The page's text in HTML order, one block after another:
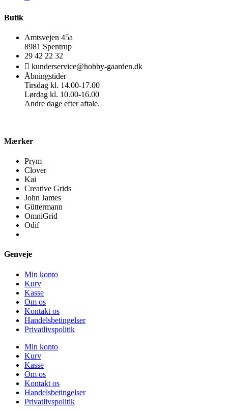
Butik
Amtsvejen 45a
8981 Spentrup
29 42 22 32
kunderservice@hobby-gaarden.dk
Åbningstider
Tirsdag kl. 14.00-17.00
Lørdag kl. 10.00-16.00
Andre dage efter aftale.
Mærker
Prym
Clover
Kai
Creative Grids
John James
Güttermann
OmniGrid
Odif
Genveje
Min konto
Kurv
Kasse
Om os
Kontakt os
Handelsbetingelser
Privatlivspolitik
Min konto
Kurv
Kasse
Om os
Kontakt os
Handelsbetingelser
Privatlivspolitik